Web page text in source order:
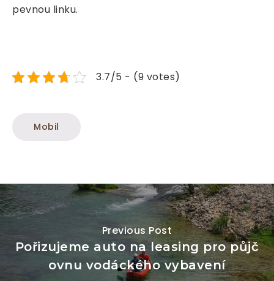
pevnou linku.
3.7/5 - (9 votes)
Mobil
Previous Post
Pořizujeme auto na leasing pro půjč
ovnu vodáckého vybavení